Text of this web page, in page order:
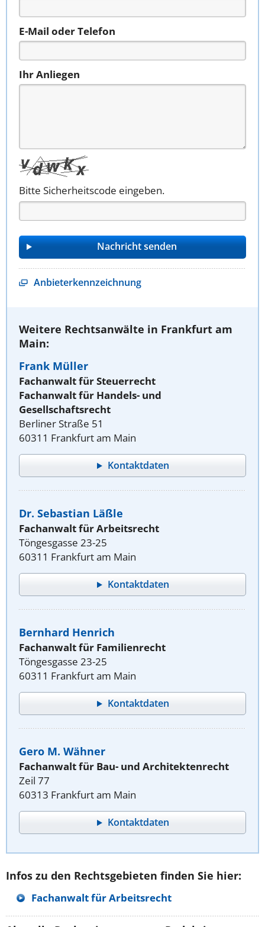
E-Mail oder Telefon
Ihr Anliegen
Bitte Sicherheitscode eingeben.
Anbieterkennzeichnung
Weitere Rechtsanwälte in Frankfurt am
Main:
Frank Müller
Fachanwalt für Steuerrecht
Fachanwalt für Handels- und
Gesellschaftsrecht
Berliner Straße 51
60311 Frankfurt am Main
Kontaktdaten
Dr. Sebastian Läßle
Fachanwalt für Arbeitsrecht
Töngesgasse 23-25
60311 Frankfurt am Main
Kontaktdaten
Bernhard Henrich
Fachanwalt für Familienrecht
Töngesgasse 23-25
60311 Frankfurt am Main
Kontaktdaten
Gero M. Wähner
Fachanwalt für Bau- und Architektenrecht
Zeil 77
60313 Frankfurt am Main
Kontaktdaten
Infos zu den Rechtsgebieten finden Sie hier:
Fachanwalt für Arbeitsrecht